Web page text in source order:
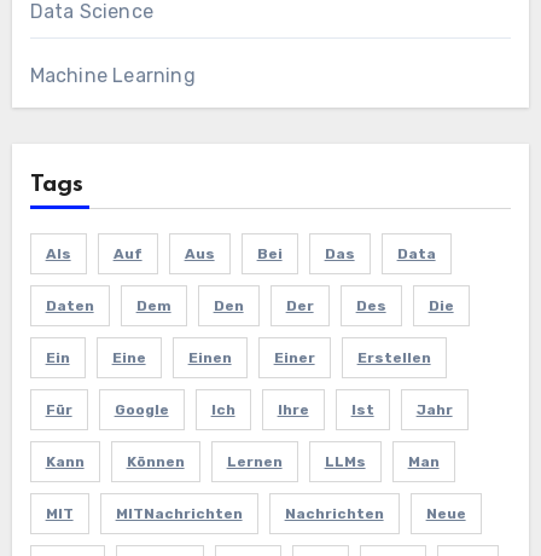
Data Science
Machine Learning
Tags
Als Auf Aus Bei Das Data
Daten Dem Den Der Des Die
Ein Eine Einen Einer Erstellen
Für Google Ich Ihre Ist Jahr
Kann Können Lernen LLMs Man
MIT MITNachrichten Nachrichten Neue